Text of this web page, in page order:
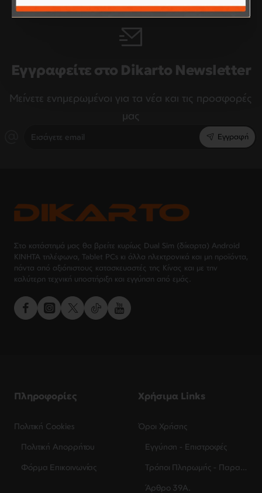
Εγγραφείτε στο Dikarto Newsletter
Μείνετε ενημερωμένοι για τα νέα και τις προσφορές
μας
email
Εγγραφή
Στο κατάστημά μας θα βρείτε κυρίως Dual Sim (δίκαρτα) Android
ΚΙΝΗΤΑ τηλέφωνα, Tablet PCs κι άλλα ηλεκτρονικά και μη προϊόντα,
πάντα από αξιόπιστους κατασκευαστές της Κίνας και με την
καλύτερη τεχνική υποστήριξη και εγγύηση από εμάς.
Πληροφορίες
Πολιτική Cookies
Πολιτική Απορρήτου
Φόρμα Επικοινωνίας
Χρήσιμα Links
Όροι Χρήσης
Εγγύηση - Επιστροφές
Άρθρο 39Α.